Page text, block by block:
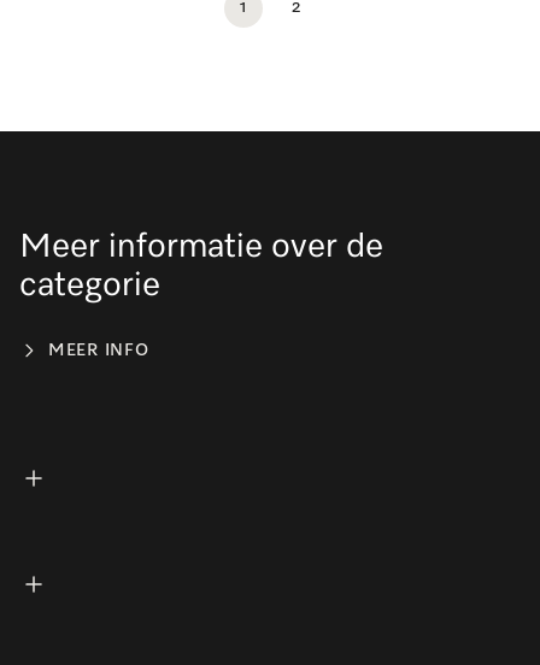
1 2
Meer informatie over de
categorie
MEER INFO